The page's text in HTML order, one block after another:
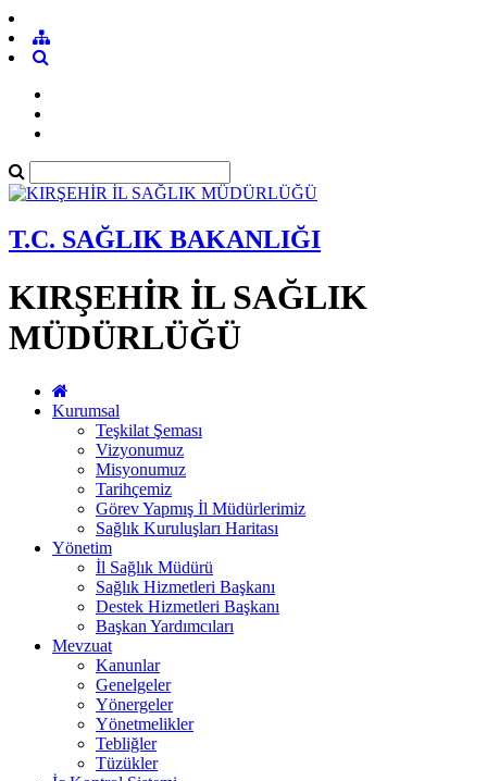
T.C. SAĞLIK BAKANLIĞI
KIRŞEHİR İL SAĞLIK
MÜDÜRLÜĞÜ
Kurumsal
Teşkilat Şeması
Vizyonumuz
Misyonumuz
Tarihçemiz
Görev Yapmış İl Müdürlerimiz
Sağlık Kuruluşları Haritası
Yönetim
İl Sağlık Müdürü
Sağlık Hizmetleri Başkanı
Destek Hizmetleri Başkanı
Başkan Yardımcıları
Mevzuat
Kanunlar
Genelgeler
Yönergeler
Yönetmelikler
Tebliğler
Tüzükler